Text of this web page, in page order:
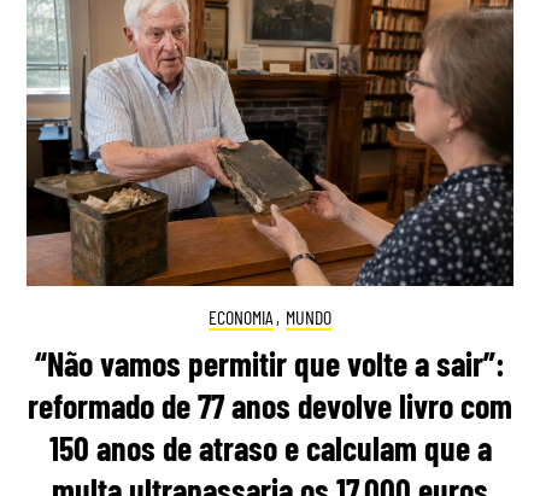
ECONOMIA , MUNDO
“Não vamos permitir que volte a sair”:
reformado de 77 anos devolve livro com
150 anos de atraso e calculam que a